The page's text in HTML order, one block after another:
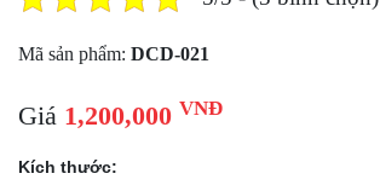
Mã sản phẩm: DCD-021
Giá 1,200,000 VNĐ
Kích thước: